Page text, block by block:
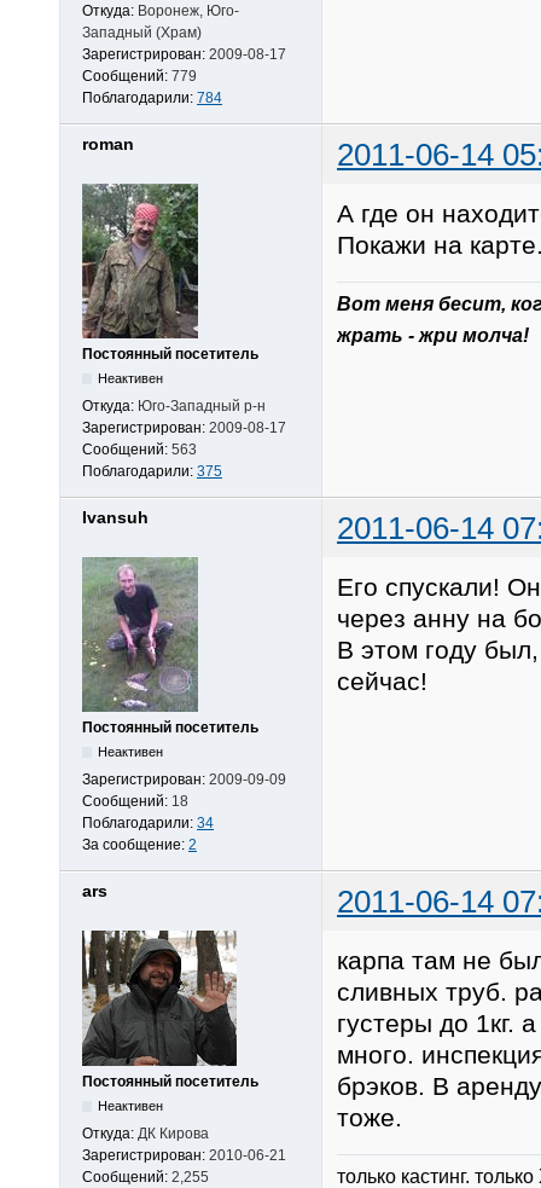
Откуда: Воронеж, Юго-
Западный (Храм)
Зарегистрирован: 2009-08-17
Сообщений: 779
Поблагодарили: 784
roman 2011-06-14
Постоянный посетитель
Неактивен
Откуда: Юго-Западный р-н
Зарегистрирован: 2009-08-17
Сообщений: 563
Поблагодарили: 375
А где он
Покажи на
Вот меня беcит,
жрать - жри молча!
Ivansuh 2011-06-14
Постоянный посетитель
Неактивен
Зарегистрирован: 2009-09-09
Сообщений: 18
Поблагодарили: 34
За сообщение: 2
Его спускали!
через анну на
В этом году
сейчас!
ars 2011-06-14
Постоянный посетитель
Неактивен
Откуда: ДК Кирова
Зарегистрирован: 2010-06-21
Сообщений: 2,255
карпа там не
сливных труб.
густеры до 1кг.
много.
брэков. В
тоже.
только кастинг.